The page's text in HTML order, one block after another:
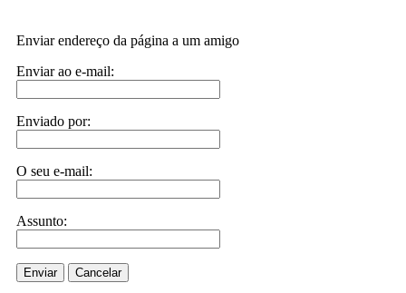
Enviar endereço da página a um amigo
Enviar ao e-mail:
Enviado por:
O seu e-mail:
Assunto:
Enviar Cancelar